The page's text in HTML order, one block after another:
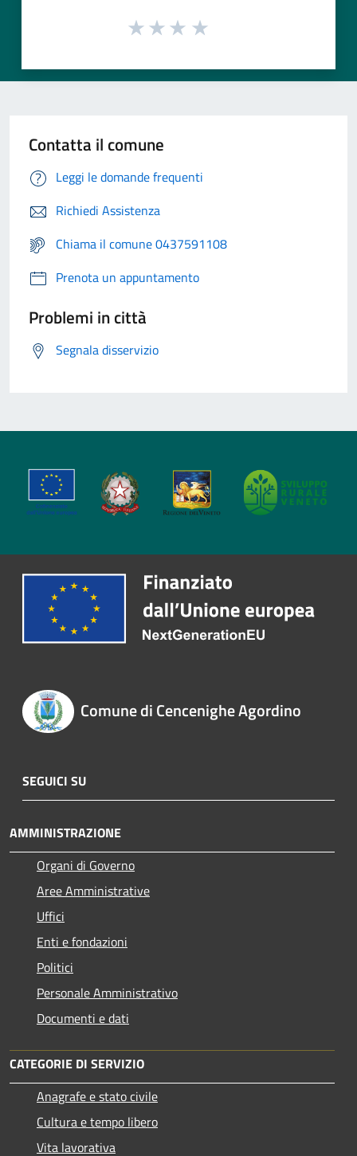
Contatta il comune
Leggi le domande frequenti
Richiedi Assistenza
Chiama il comune 0437591108
Prenota un appuntamento
Problemi in città
Segnala disservizio
Comune di Cencenighe Agordino
SEGUICI SU
AMMINISTRAZIONE
Organi di Governo
Aree Amministrative
Uffici
Enti e fondazioni
Politici
Personale Amministrativo
Documenti e dati
CATEGORIE DI SERVIZIO
Anagrafe e stato civile
Cultura e tempo libero
Vita lavorativa